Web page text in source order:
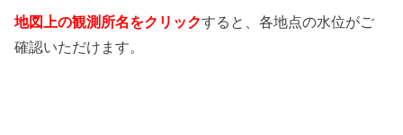
地図上の観測所名をクリックすると、各地点の水位がご
確認いただけます。